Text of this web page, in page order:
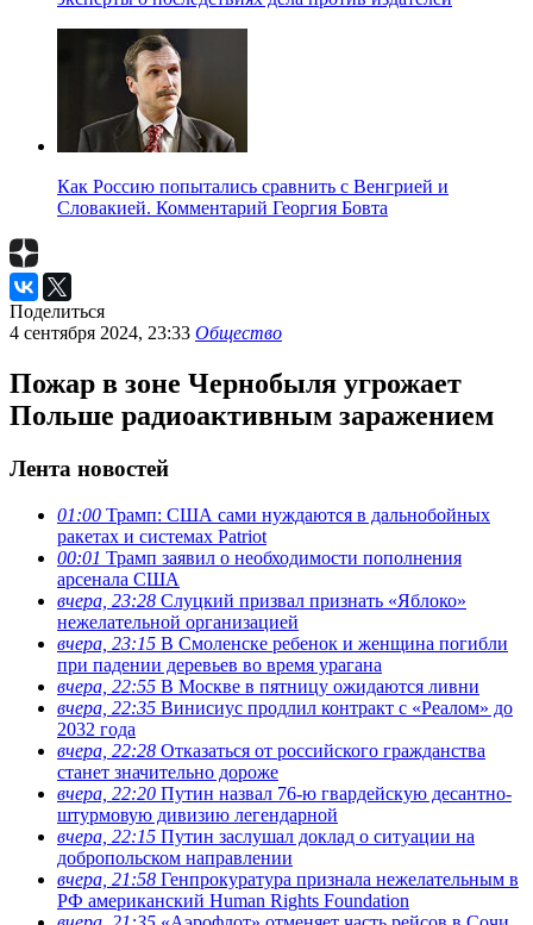
Как Россию попытались сравнить с Венгрией и
Словакией. Комментарий Георгия Бовта
Поделиться
4 сентября 2024, 23:33 Общество
Пожар в зоне Чернобыля угрожает
Польше радиоактивным заражением
Лента новостей
01:00 Трамп: США сами нуждаются в дальнобойных
ракетах и системах Patriot
00:01 Трамп заявил о необходимости пополнения
арсенала США
вчера, 23:28 Слуцкий призвал признать «Яблоко»
нежелательной организацией
вчера, 23:15 В Смоленске ребенок и женщина погибли
при падении деревьев во время урагана
вчера, 22:55 В Москве в пятницу ожидаются ливни
вчера, 22:35 Винисиус продлил контракт с «Реалом» до
2032 года
вчера, 22:28 Отказаться от российского гражданства
станет значительно дороже
вчера, 22:20 Путин назвал 76-ю гвардейскую десантно-
штурмовую дивизию легендарной
вчера, 22:15 Путин заслушал доклад о ситуации на
добропольском направлении
вчера, 21:58 Генпрокуратура признала нежелательным в
РФ американский Human Rights Foundation